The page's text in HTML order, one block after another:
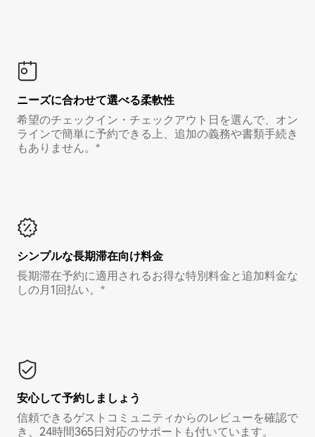
ニーズに合わせて選べる柔軟性
希望のチェックイン・チェックアウト日を選んで、オン
ラインで簡単に予約できる上、追加の義務や書類手続き
もありません。*
シンプルな長期滞在向け料金
長期滞在予約に適用されるお得な特別料金と追加料金な
しの月1回払い。*
安心して予約しましょう
信頼できるゲストコミュニティからのレビューを確認で
き、24時間365日対応のサポートも付いています。